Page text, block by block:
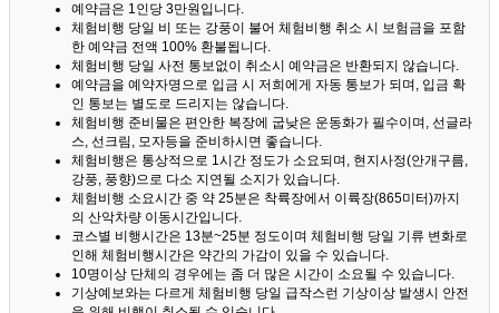
예약금은 1인당 3만원입니다.
체험비행 당일 비 또는 강풍이 불어 체험비행 취소 시 보험금을 포함
한 예약금 전액 100% 환불됩니다.
체험비행 당일 사전 통보없이 취소시 예약금은 반환되지 않습니다.
예약금을 예약자명으로 입금 시 저희에게 자동 통보가 되며, 입금 확
인 통보는 별도로 드리지는 않습니다.
체험비행 준비물은 편안한 복장에 굽낮은 운동화가 필수이며, 선글라
스, 선크림, 모자등을 준비하시면 좋습니다.
체험비행은 통상적으로 1시간 정도가 소요되며, 현지사정(안개구름,
강풍, 풍향)으로 다소 지연될 소지가 있습니다.
체험비행 소요시간 중 약 25분은 착륙장에서 이륙장(865미터)까지
의 산악차량 이동시간입니다.
코스별 비행시간은 13분~25분 정도이며 체험비행 당일 기류 변화로
인해 체험비행시간은 약간의 가감이 있을 수 있습니다.
10명이상 단체의 경우에는 좀 더 많은 시간이 소요될 수 있습니다.
기상예보와는 다르게 체험비행 당일 급작스런 기상이상 발생시 안전